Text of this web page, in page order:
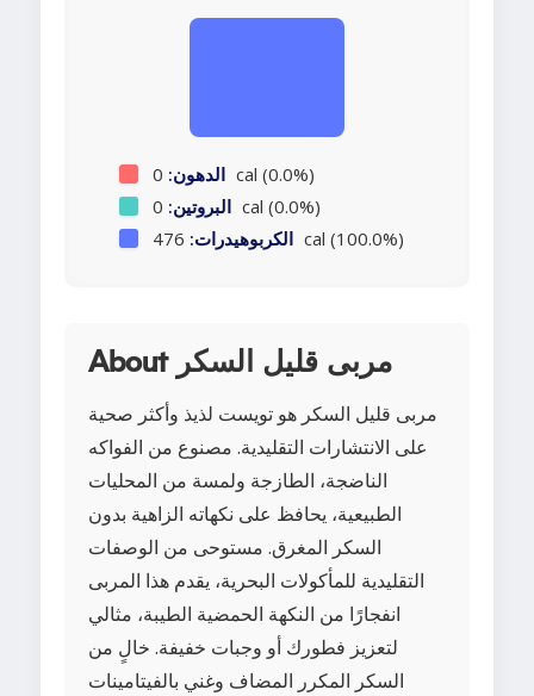
الدهون: 0 cal (0.0%)
البروتين: 0 cal (0.0%)
الكربوهيدرات: 476 cal (100.0%)
About مربى قليل السكر
مربى قليل السكر هو تويست لذيذ وأكثر صحية
على الانتشارات التقليدية. مصنوع من الفواكه
الناضجة، الطازجة ولمسة من المحليات
الطبيعية، يحافظ على نكهاته الزاهية بدون
السكر المغرق. مستوحى من الوصفات
التقليدية للمأكولات البحرية، يقدم هذا المربى
انفجارًا من النكهة الحمضية الطيبة، مثالي
لتعزيز فطورك أو وجبات خفيفة. خالٍ من
السكر المكرر المضاف وغني بالفيتامينات